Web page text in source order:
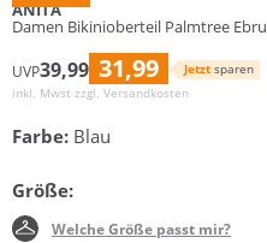
ANITA
Damen Bikinioberteil Palmtree Ebru
UVP39,99 31,99 Jetzt sparen
inkl. Mwst zzgl. Versandkosten
Farbe: Blau
Größe:
Welche Größe passt mir?